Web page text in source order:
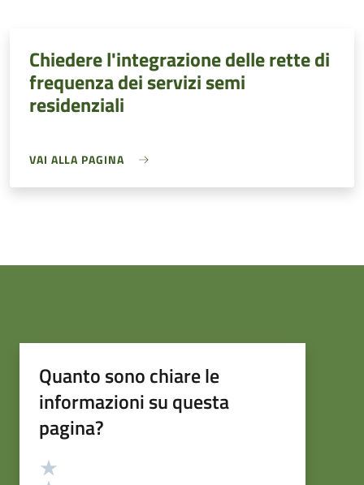
Chiedere l'integrazione delle rette di
frequenza dei servizi semi
residenziali
VAI ALLA PAGINA
Quanto sono chiare le
informazioni su questa
pagina?
Valutazione